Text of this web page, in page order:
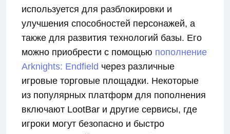
используется для разблокировки и
улучшения способностей персонажей, а
также для развития технологий базы. Его
можно приобрести с помощью пополнение
Arknights: Endfield через различные
игровые торговые площадки. Некоторые
из популярных платформ для пополнения
включают LootBar и другие сервисы, где
игроки могут безопасно и быстро